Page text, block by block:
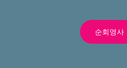
순회영사